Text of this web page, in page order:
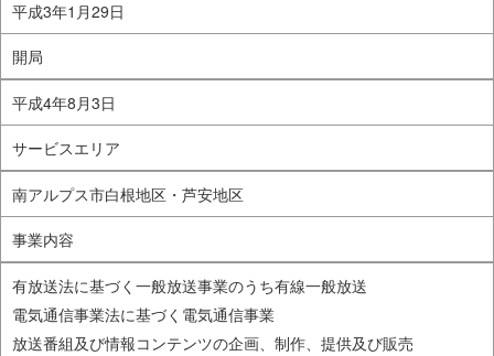
平成3年1月29日
開局
平成4年8月3日
サービスエリア
南アルプス市白根地区・芦安地区
事業内容
有放送法に基づく一般放送事業のうち有線一般放送
電気通信事業法に基づく電気通信事業
放送番組及び情報コンテンツの企画、制作、提供及び販売